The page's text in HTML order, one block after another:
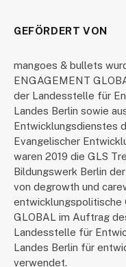
GEFÖRDERT VON
mangoes & bullets
ENGAGEMENT
der Landesstelle für
Landes Berlin sowie
Entwicklungsdienstes
Evangelischer
waren 2019 die GLS
Bildungswerk Berlin
von degrowth und
entwicklungspolitische
GLOBAL im Auftrag
Landesstelle für
Landes Berlin für
verwendet.